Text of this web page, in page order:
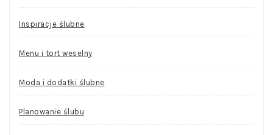
Inspiracje ślubne
Menu i tort weselny
Moda i dodatki ślubne
Planowanie ślubu